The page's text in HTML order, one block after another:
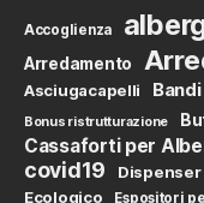
Accoglienza
Arredamento
Asciugacapelli
Bonus ristrutturazione
Cassaforti per
covid19
Dispenser
Ecologico
Espositori